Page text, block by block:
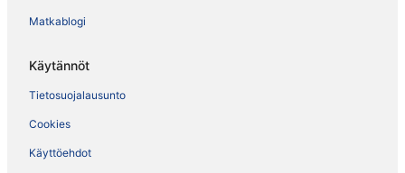
Matkablogi
Käytännöt
Tietosuojalausunto
Cookies
Käyttöehdot